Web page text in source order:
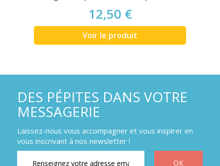
12,50 €
Voir le produit
DES PÉPITES DANS VOTRE
MESSAGERIE
Laissez-nous vous accompagner et vous inspirer en
vous inscrivant à nos newsletter !